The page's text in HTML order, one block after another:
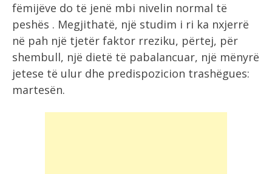
fëmijëve do të jenë mbi nivelin normal të
peshës . Megjithatë, një studim i ri ka nxjerrë
në pah një tjetër faktor rreziku, përtej, për
shembull, një dietë të pabalancuar, një mënyrë
jetese të ulur dhe predispozicion trashëgues:
martesën.